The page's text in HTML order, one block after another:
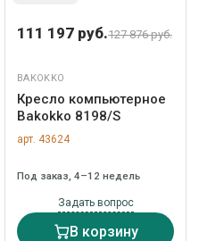
111 197 руб.127 876 руб.
BAKOKKO
Кресло компьютерное
Bakokko 8198/S
арт. 43624
Под заказ, 4–12 недель
Задать вопрос
В корзину